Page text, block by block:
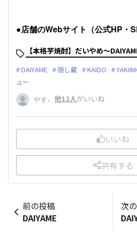
●店舗のWebサイト（公式HP・
【本格芋焼酎】だいやめ～
DAIYAME 隠し蔵 KAIDO
ュー
やす、 他12人がいいね
いいね
共有する
前の投稿
DAIYAME
次